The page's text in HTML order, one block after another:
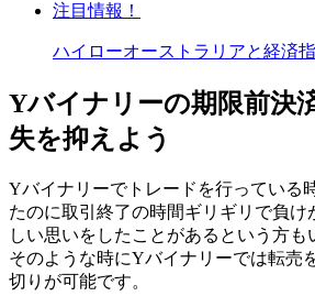
注目情報！
ハイローオーストラリアと経済
Yバイナリーの期限前決
失を抑えよう
Yバイナリーでトレードを行っている
たのに取引終了の時間ギリギリで負け
しい思いをしたことがあるという方も
そのような時にYバイナリーでは転売
切りが可能です。